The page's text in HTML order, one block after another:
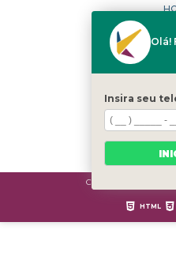
DÚVIDAS
MAPA
Copyright © Cravestak.
HTML
Olá!
Insira seu